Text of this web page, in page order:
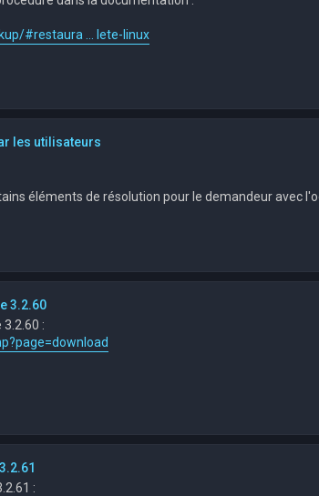
#restaura ... lete-linux
les utilisateurs
éléments de résolution pour le demandeur avec
3.2.60
:
: